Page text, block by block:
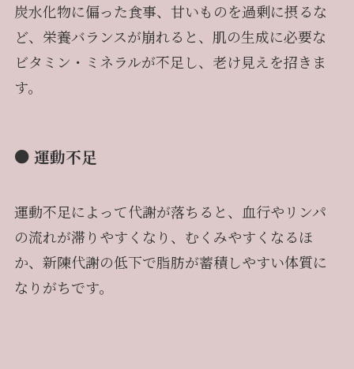
炭水化物に偏った食事、甘いものを過剰に摂るな
ど、栄養バランスが崩れると、肌の生成に必要な
ビタミン・ミネラルが不足し、老け見えを招きま
す。
● 運動不足
運動不足によって代謝が落ちると、血行やリンパ
の流れが滞りやすくなり、むくみやすくなるほ
か、新陳代謝の低下で脂肪が蓄積しやすい体質に
なりがちです。